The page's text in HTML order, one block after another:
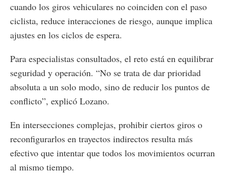
cuando los giros vehiculares no coinciden con el paso
ciclista, reduce interacciones de riesgo, aunque implica
ajustes en los ciclos de espera.
Para especialistas consultados, el reto está en equilibrar
seguridad y operación. “No se trata de dar prioridad
absoluta a un solo modo, sino de reducir los puntos de
conflicto”, explicó Lozano.
En intersecciones complejas, prohibir ciertos giros o
reconfigurarlos en trayectos indirectos resulta más
efectivo que intentar que todos los movimientos ocurran
al mismo tiempo.